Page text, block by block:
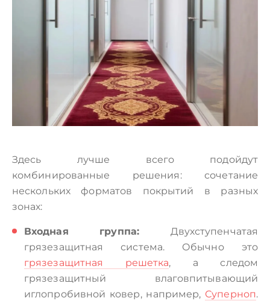
Здесь лучше всего подойдут
комбинированные решения: сочетание
нескольких форматов покрытий в разных
зонах:
Входная группа: Двухступенчатая
грязезащитная система. Обычно это
грязезащитная решетка, а следом
грязезащитный влаговпитывающий
иглопробивной ковер, например, Суперноп.